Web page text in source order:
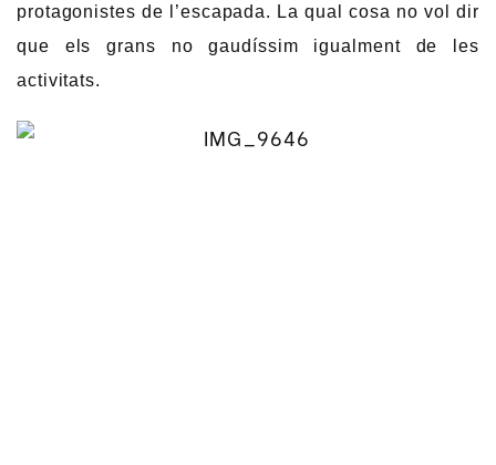
protagonistes de l’escapada. La qual cosa no vol dir
que els grans no gaudíssim igualment de les
activitats.